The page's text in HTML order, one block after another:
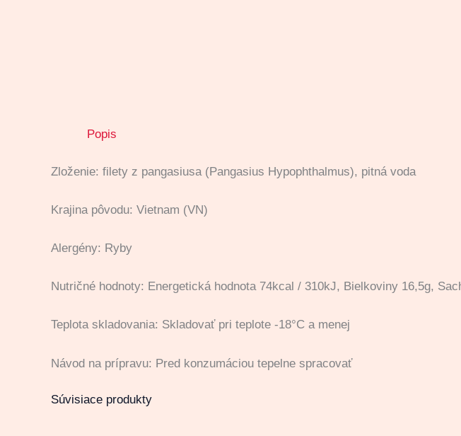
Popis
Zloženie: filety z pangasiusa (Pangasius Hypophthalmus), pitná voda
Krajina pôvodu: Vietnam (VN)
Alergény: Ryby
Nutričné hodnoty: Energetická hodnota 74kcal / 310kJ, Bielkoviny 16,5g,
Teplota skladovania: Skladovať pri teplote -18°C a menej
Návod na prípravu: Pred konzumáciou tepelne spracovať
Súvisiace produkty